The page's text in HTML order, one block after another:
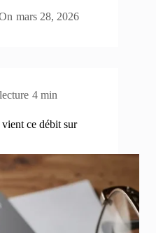
mars 28, 2026
4 min
ce débit sur